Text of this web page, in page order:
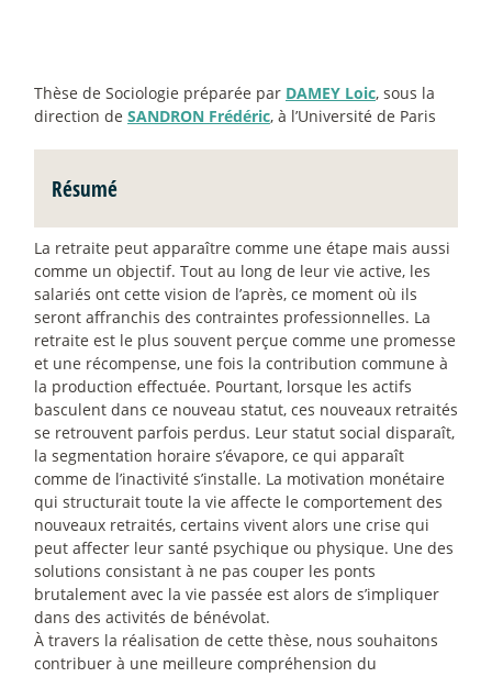
Thèse de Sociologie préparée par DAMEY Loic, sous la
direction de SANDRON Frédéric, à l’Université de Paris
Résumé
La retraite peut apparaître comme une étape mais aussi
comme un objectif. Tout au long de leur vie active, les
salariés ont cette vision de l’après, ce moment où ils
seront affranchis des contraintes professionnelles. La
retraite est le plus souvent perçue comme une promesse
et une récompense, une fois la contribution commune à
la production effectuée. Pourtant, lorsque les actifs
basculent dans ce nouveau statut, ces nouveaux retraités
se retrouvent parfois perdus. Leur statut social disparaît,
la segmentation horaire s’évapore, ce qui apparaît
comme de l’inactivité s’installe. La motivation monétaire
qui structurait toute la vie affecte le comportement des
nouveaux retraités, certains vivent alors une crise qui
peut affecter leur santé psychique ou physique. Une des
solutions consistant à ne pas couper les ponts
brutalement avec la vie passée est alors de s’impliquer
dans des activités de bénévolat.
À travers la réalisation de cette thèse, nous souhaitons
contribuer à une meilleure compréhension du